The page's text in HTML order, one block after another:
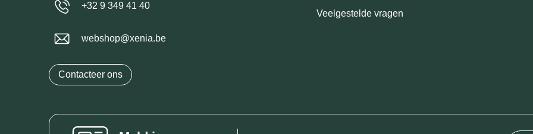
+32 9 349 41 40
webshop@xenia.be
Contacteer ons
Veelgestelde vragen